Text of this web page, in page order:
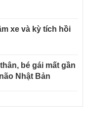
xe và kỳ tích hồi
bé gái mất gần
Nhật Bản